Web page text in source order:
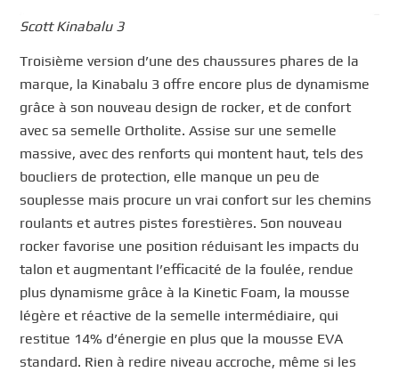
Scott Kinabalu 3
Troisième version d’une des chaussures phares de la
marque, la Kinabalu 3 offre encore plus de dynamisme
grâce à son nouveau design de rocker, et de confort
avec sa semelle Ortholite. Assise sur une semelle
massive, avec des renforts qui montent haut, tels des
boucliers de protection, elle manque un peu de
souplesse mais procure un vrai confort sur les chemins
roulants et autres pistes forestières. Son nouveau
rocker favorise une position réduisant les impacts du
talon et augmentant l’efficacité de la foulée, rendue
plus dynamisme grâce à la Kinetic Foam, la mousse
légère et réactive de la semelle intermédiaire, qui
restitue 14% d’énergie en plus que la mousse EVA
standard. Rien à redire niveau accroche, même si les